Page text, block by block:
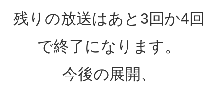
残りの放送はあと3回か4回
で終了になります。
今後の展開、